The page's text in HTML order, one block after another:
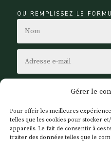
Gérer le
Pour offrir les meilleures
telles que les cookies pour stocker
appareils. Le fait de consentir à ces
traiter des données telles que le
ou remplissez le